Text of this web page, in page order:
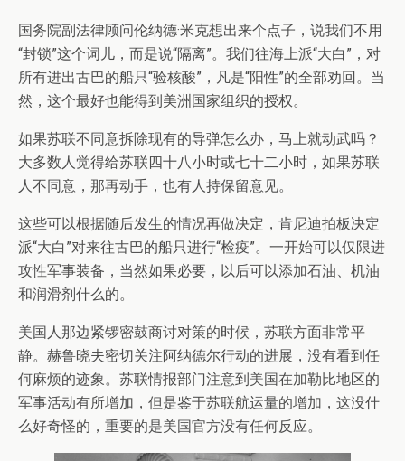
国务院副法律顾问伦纳德·米克想出来个点子，说我们不用
“封锁”这个词儿，而是说“隔离”。我们往海上派“大白”，对
所有进出古巴的船只“验核酸”，凡是“阳性”的全部劝回。当
然，这个最好也能得到美洲国家组织的授权。
如果苏联不同意拆除现有的导弹怎么办，马上就动武吗？
大多数人觉得给苏联四十八小时或七十二小时，如果苏联
人不同意，那再动手，也有人持保留意见。
这些可以根据随后发生的情况再做决定，肯尼迪拍板决定
派“大白”对来往古巴的船只进行“检疫”。一开始可以仅限进
攻性军事装备，当然如果必要，以后可以添加石油、机油
和润滑剂什么的。
美国人那边紧锣密鼓商讨对策的时候，苏联方面非常平
静。赫鲁晓夫密切关注阿纳德尔行动的进展，没有看到任
何麻烦的迹象。苏联情报部门注意到美国在加勒比地区的
军事活动有所增加，但是鉴于苏联航运量的增加，这没什
么好奇怪的，重要的是美国官方没有任何反应。